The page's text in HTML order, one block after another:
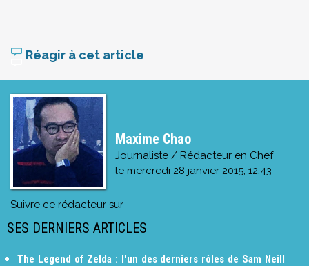
Réagir à cet article
Maxime Chao
Journaliste / Rédacteur en Chef
le mercredi 28 janvier 2015, 12:43
Suivre ce rédacteur sur
SES DERNIERS ARTICLES
The Legend of Zelda : l'un des derniers rôles de Sam Neill